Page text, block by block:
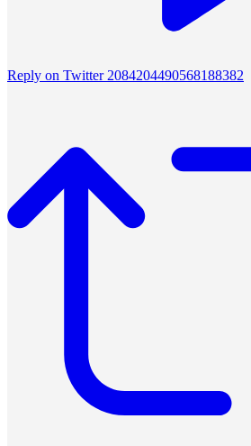
Reply on Twitter 2084204490568188382